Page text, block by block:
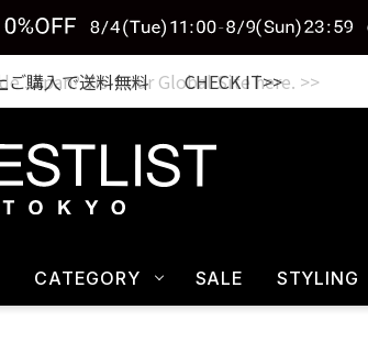
ご購入で送料無料 CHECK IT>>
CATEGORY SALE STYLING